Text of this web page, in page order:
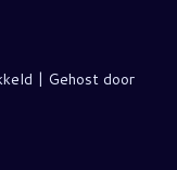
| Gehost door